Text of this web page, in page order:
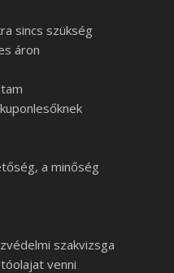
sincs szükség
áron
a minőség
szakvizsga
venni